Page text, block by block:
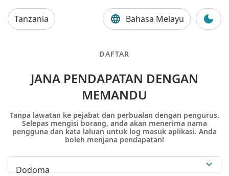
Tanzania Bahasa Melayu
DAFTAR
JANA PENDAPATAN DENGAN
MEMANDU
Tanpa lawatan ke pejabat dan perbualan dengan pengurus.
Selepas mengisi borang, anda akan menerima nama
pengguna dan kata laluan untuk log masuk aplikasi. Anda
boleh menjana pendapatan!
Dodoma